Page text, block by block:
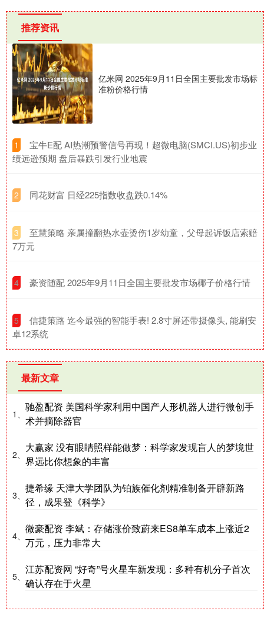
推荐资讯
亿米网 2025年9月11日全国主要批发市场标
准粉价格行情
1
​宝牛E配 AI热潮预警信号再现！超微电脑(SMCI.US)初步业
绩远逊预期 盘后暴跌引发行业地震
2 ​同花财富 日经225指数收盘跌0.14%
3
​至慧策略 亲属撞翻热水壶烫伤1岁幼童，父母起诉饭店索赔
7万元
4 ​豪资随配 2025年9月11日全国主要批发市场椰子价格行情
5
​信捷策路 迄今最强的智能手表! 2.8寸屏还带摄像头, 能刷安
卓12系统
最新文章
1、
驰盈配资 美国科学家利用中国产人形机器人进行微创手
术并摘除器官
2、
大赢家 没有眼睛照样能做梦：科学家发现盲人的梦境世
界远比你想象的丰富
3、
捷希缘 天津大学团队为铂族催化剂精准制备开辟新路
径，成果登《科学》
4、
微豪配资 李斌：存储涨价致蔚来ES8单车成本上涨近2
万元，压力非常大
5、
江苏配资网 “好奇”号火星车新发现：多种有机分子首次
确认存在于火星